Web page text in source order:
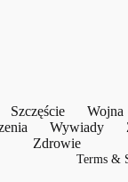
Szczęście Wojna
Wywiady
Zdrowie
Terms &